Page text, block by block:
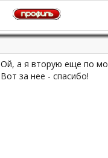
Ой, а я вторую еще по
Вот за нее - спасибо!